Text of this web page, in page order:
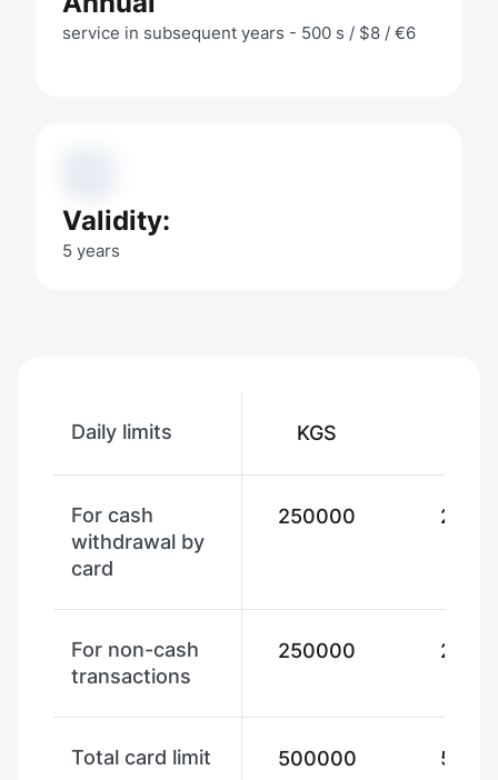
service in subsequent years - 500 s / $8 / €6
Validity:
5 years
Daily limits KGS
For cash
withdrawal by
card
250000 2500
For non-cash
transactions
250000 2500
Total card limit 500000 5000